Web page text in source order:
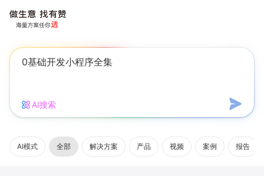
AI搜索
AI模式 全部 解决方案 产品 视频 案例 报告